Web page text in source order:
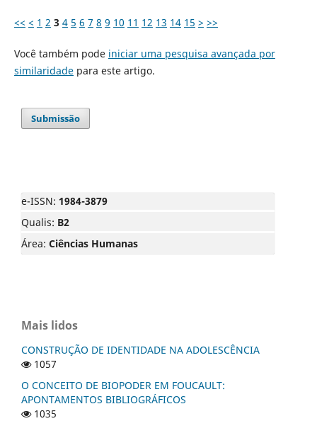
<< < 1 2 3 4 5 6 7 8 9 10 11 12 13 14 15 > >>
Você também pode iniciar uma pesquisa avançada por
similaridadepara este artigo.
Submissão
e-ISSN: 1984-3879
Qualis: B2
Área: Ciências Humanas
Mais lidos
CONSTRUÇÃO DE IDENTIDADE NA ADOLESCÊNCIA
1057
O CONCEITO DE BIOPODER EM FOUCAULT:
APONTAMENTOS BIBLIOGRÁFICOS
1035